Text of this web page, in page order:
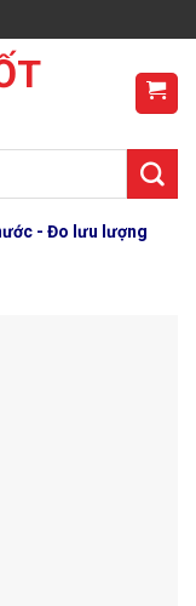
- Đo lưu lượng